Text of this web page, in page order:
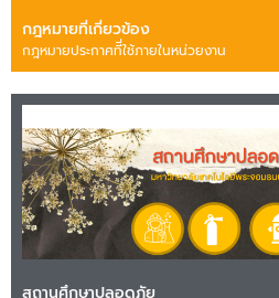
กฎหมายที่เกี่ยวข้อง
กฎหมายประกาศทีี่ใช้ภายในหน่วยงาน
สถานศึกษาปลอดภัย